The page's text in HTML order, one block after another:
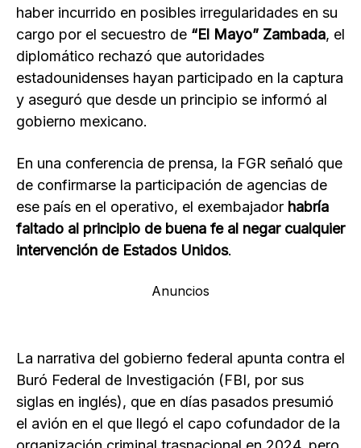
haber incurrido en posibles irregularidades en su
cargo por el secuestro de “El Mayo” Zambada, el
diplomático rechazó que autoridades
estadounidenses hayan participado en la captura
y aseguró que desde un principio se informó al
gobierno mexicano.
En una conferencia de prensa, la FGR señaló que
de confirmarse la participación de agencias de
ese país en el operativo, el exembajador habría
faltado al principio de buena fe al negar cualquier
intervención de Estados Unidos.
Anuncios
La narrativa del gobierno federal apunta contra el
Buró Federal de Investigación (FBI, por sus
siglas en inglés), que en días pasados presumió
el avión en el que llegó el capo cofundador de la